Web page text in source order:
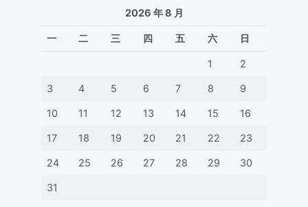
2026 年 8 月
一 二 三 四 五 六 日
1 2
3 4 5 6 7 8 9
10 11 12 13 14 15 16
17 18 19 20 21 22 23
24 25 26 27 28 29 30
31